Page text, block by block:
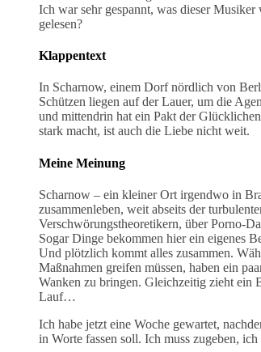
Ich war sehr gespannt, was dieser
gelesen?
Klappentext
In Scharnow, einem Dorf nördlich von
Schützen liegen auf der Lauer, um die
und mittendrin hat ein Pakt der
stark macht, ist auch die Liebe nicht weit.
Meine Meinung
Scharnow – ein kleiner Ort irgendwo in
zusammenleben, weit abseits der
Verschwörungstheoretikern, über Porno-
Sogar Dinge bekommen hier ein eigenes
Und plötzlich kommt alles zusammen.
Maßnahmen greifen müssen, haben ein
Wanken zu bringen. Gleichzeitig zieht ein
Lauf…
Ich habe jetzt eine Woche gewartet,
in Worte fassen soll. Ich muss zugeben,